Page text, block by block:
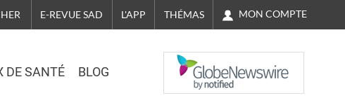
E-REVUE SAD L'APP THÉMAS MON COMPTE
DE SANTÉ BLOG
NASDAQ